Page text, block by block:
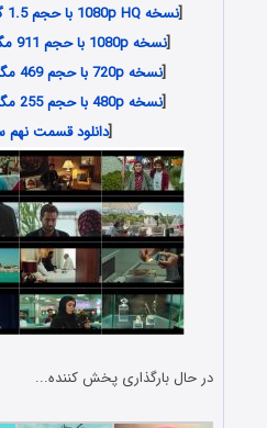
[نسخه 1080p HQ با حجم 1.5 گیگابایت – 9.500 تومان
[نسخه 1080p با حجم 911 مگابایت – 9.000 تومان
[نسخه 720p با حجم 469 مگابایت – 8.500 تومان
[نسخه 480p با حجم 255 مگابایت – 8.000 تومان
[دانلود قسمت نهم
در حال بارگذاری پخش کننده...